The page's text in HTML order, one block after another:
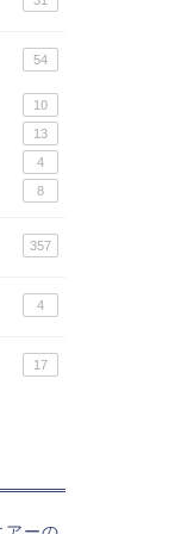
54
10
13
4
8
357
4
17